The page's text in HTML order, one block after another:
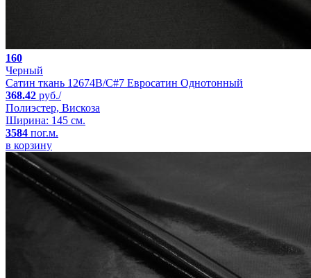
160
Черный
Сатин ткань 12674B/C#7 Евросатин Однотонный
368.42 руб./
Полиэстер, Вискоза
Ширина: 145 см.
3584 пог.м.
в корзину